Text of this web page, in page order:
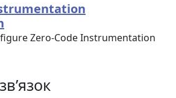
Zero-Code Instrumentation